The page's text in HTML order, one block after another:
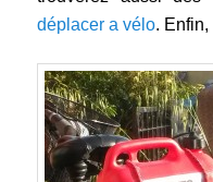
déplacer a vélo.